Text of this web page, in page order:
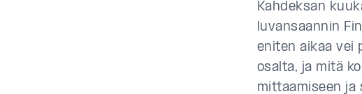
Kahdeksan
luvansaannin
eniten aikaa vei
osalta, ja mitä
mittaamiseen